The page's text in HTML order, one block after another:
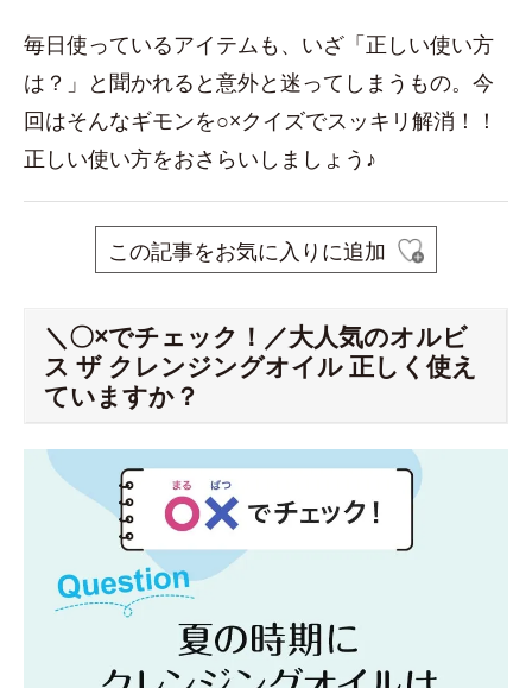
毎日使っているアイテムも、いざ「正しい使い方
は？」と聞かれると意外と迷ってしまうもの。今
回はそんなギモンを○×クイズでスッキリ解消！！
正しい使い方をおさらいしましょう♪
この記事をお気に入りに追加
＼〇×でチェック！／大人気のオルビ
ス ザ クレンジングオイル 正しく使え
ていますか？